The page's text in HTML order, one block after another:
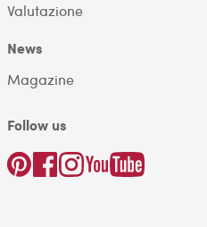
Valutazione
News
Magazine
Follow us